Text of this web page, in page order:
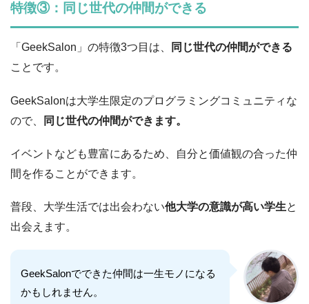
特徴③：同じ世代の仲間ができる
「GeekSalon」の特徴3つ目は、
同じ世代の仲間ができる
ことです。
GeekSalonは大学生限定のプログラミングコミュニティな
ので、
同じ世代の仲間ができます。
イベントなども豊富にあるため、自分と価値観の合った仲
間を作ることができます。
普段、大学生活では出会わない他大学の意識が高い学生と
出会えます。
GeekSalonでできた仲間は一生モノになる
かもしれません。